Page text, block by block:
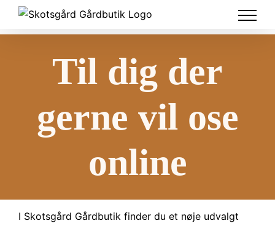
Skip
Til dig der
gerne vil ose
online
I Skotsgård Gårdbutik finder du et nøje udvalgt